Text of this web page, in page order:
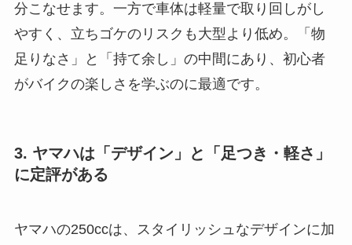
分こなせます。一方で車体は軽量で取り回しがし
やすく、立ちゴケのリスクも大型より低め。「物
足りなさ」と「持て余し」の中間にあり、初心者
がバイクの楽しさを学ぶのに最適です。
3. ヤマハは「デザイン」と「足つき・軽さ」
に定評がある
ヤマハの250ccは、スタイリッシュなデザインに加